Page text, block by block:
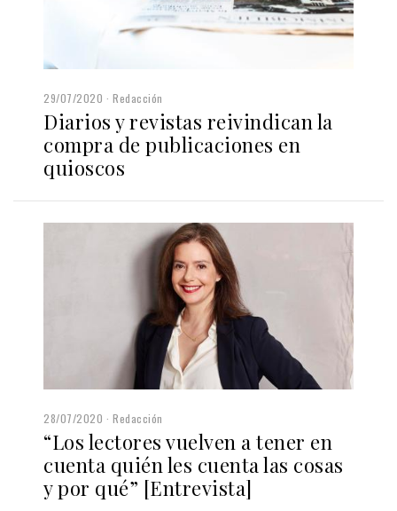
29/07/2020 Redacción
Diarios y revistas reivindican la
compra de publicaciones en
quioscos
28/07/2020 Redacción
“Los lectores vuelven a tener en
cuenta quién les cuenta las cosas
y por qué” [Entrevista]